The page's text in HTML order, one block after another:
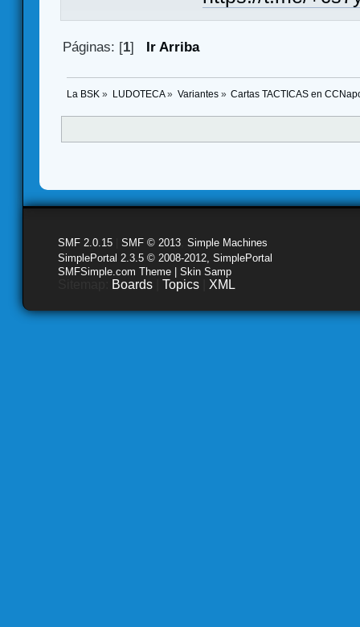
Páginas: [1] Ir Arriba
La BSK » LUDOTECA» Variantes» Cartas TACTICAS en
SMF 2.0.15 SMF © 2013 Simple Machines
SimplePortal 2.3.5 © 2008-2012, SimplePortal
SMFSimple.com Theme | Skin Samp
Boards Topics XML